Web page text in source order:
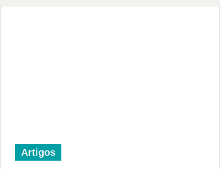
Artigos